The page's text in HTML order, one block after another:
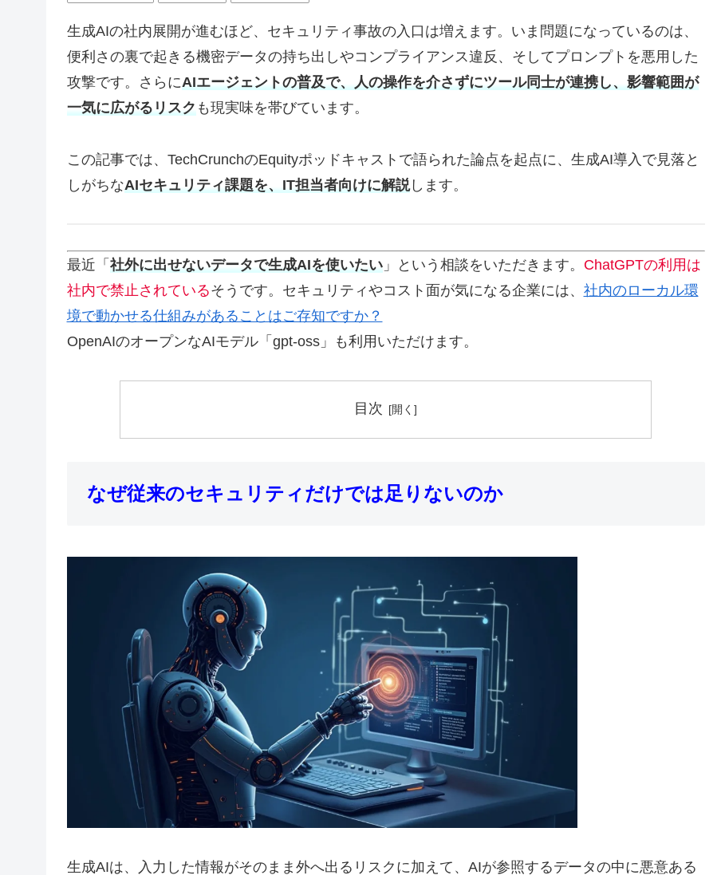
生成AIの社内展開が進むほど、セキュリティ事故の入口は増えます。いま問題になっているのは、
便利さの裏で起きる機密データの持ち出しやコンプライアンス違反、そしてプロンプトを悪用した
攻撃です。さらにAIエージェントの普及で、人の操作を介さずにツール同士が連携し、影響範囲が
一気に広がるリスク も現実味を帯びています。
この記事では、TechCrunchのEquityポッドキャストで語られた論点を起点に、生成AI導入で見落と
しがちなAIセキュリティ課題を、IT担当者向けに解説します。
最近「 社外に出せないデータで生成AIを使いたい」という相談をいただきます。 ChatGPTの利用は
社内で禁止されているそうです。セキュリティやコスト面が気になる企業には、 社内のローカル環
境で動かせる仕組みがあることはご存知ですか？
OpenAIのオープンなAIモデル「gpt-oss」も利用いただけます。
目次
なぜ従来のセキュリティだけでは足りないのか
生成AIは、入力した情報がそのまま外へ出るリスクに加えて、AIが参照するデータの中に悪意ある